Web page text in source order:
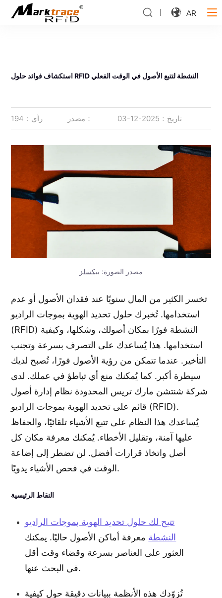
AR
استكشاف فوائد حلول RFID النشطة لتتبع الأصول في الوقت الفعلي
تاريخ：2025-12-03 مصدر： رأي：194
مصدر الصورة: بيكسلز
تخسر الكثير من المال سنويًا عند فقدان الأصول أو عدم
استخدامها. تُخبرك حلول تحديد الهوية بموجات الراديو
(RFID) النشطة فورًا بمكان أصولك، وشكلها، وكيفية
استخدامها. هذا يُساعدك على التصرف بسرعة وتجنب
التأخير. عندما تتمكن من رؤية الأصول فورًا، تُصبح لديك
سيطرة أكبر. كما يُمكنك منع أي تباطؤ في عملك. لدى
شركة شنتشن مارك تريس المحدودة نظام إدارة أصول
قائم على تحديد الهوية بموجات الراديو (RFID).
يُساعدك هذا النظام على تتبع الأشياء تلقائيًا، والحفاظ
عليها آمنة، وتقليل الأخطاء. يُمكنك معرفة مكان كل
أصل واتخاذ قرارات أفضل. لن تضطر إلى إضاعة
الوقت في فحص الأشياء يدويًا.
النقاط الرئيسية
تتيح لك حلول تحديد الهوية بموجات الراديو
النشطة معرفة أماكن الأصول حاليًا. يمكنك
العثور على العناصر بسرعة وقضاء وقت أقل
في البحث عنها.
تُزوّدك هذه الأنظمة ببيانات دقيقة حول كيفية